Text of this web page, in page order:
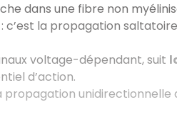
dans une fibre non
la propagation
voltage-dépendant, suit
d’action.
propagation unidirectionnelle